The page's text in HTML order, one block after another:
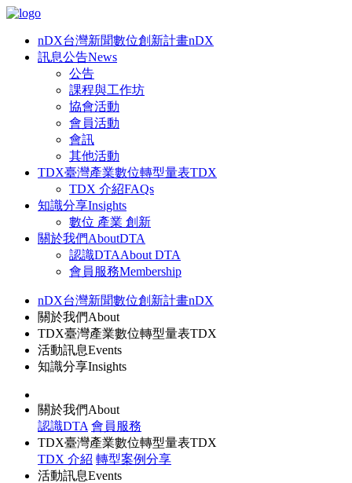
nDX台灣新聞數位創新計畫nDX
訊息公告News
公告
課程與工作坊
協會活動
會員活動
會訊
其他活動
TDX臺灣產業數位轉型量表TDX
TDX 介紹FAQs
知識分享Insights
數位 產業 創新
關於我們AboutDTA
認識DTAAbout DTA
會員服務Membership
nDX台灣新聞數位創新計畫nDX
關於我們About
TDX臺灣產業數位轉型量表TDX
活動訊息Events
知識分享Insights
關於我們About
認識DTA 會員服務
TDX臺灣產業數位轉型量表TDX
TDX 介紹 轉型案例分享
活動訊息Events